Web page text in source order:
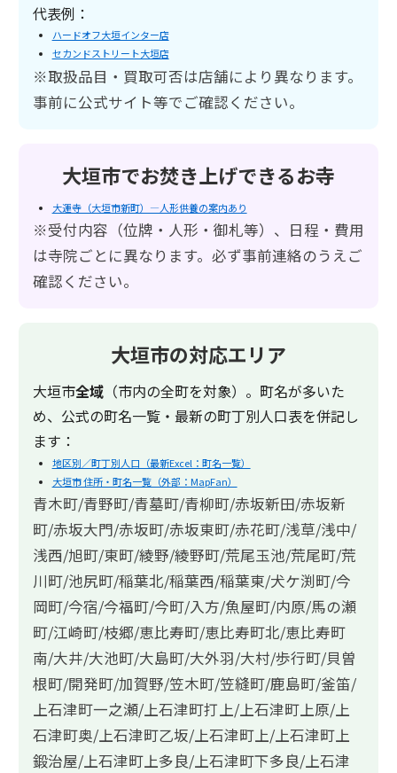
代表例：
ハードオフ大垣インター店
セカンドストリート大垣店
※取扱品目・買取可否は店舗により異なります。
事前に公式サイト等でご確認ください。
大垣市でお焚き上げできるお寺
大運寺（大垣市新町）—人形供養の案内あり
※受付内容（位牌・人形・御札等）、日程・費用
は寺院ごとに異なります。必ず事前連絡のうえご
確認ください。
大垣市の対応エリア
大垣市全域 （市内の全町を対象）。町名が多いた
め、公式の町名一覧・最新の町丁別人口表を併記し
ます：
地区別／町丁別人口（最新Excel：町名一覧）
大垣市 住所・町名一覧（外部：MapFan）
青木町/青野町/青墓町/青柳町/赤坂新田/赤坂新
町/赤坂大門/赤坂町/赤坂東町/赤花町/浅草/浅中/
浅西/旭町/東町/綾野/綾野町/荒尾玉池/荒尾町/荒
川町/池尻町/稲葉北/稲葉西/稲葉東/犬ケ渕町/今
岡町/今宿/今福町/今町/入方/魚屋町/内原/馬の瀬
町/江崎町/枝郷/恵比寿町/恵比寿町北/恵比寿町
南/大井/大池町/大島町/大外羽/大村/歩行町/貝曽
根町/開発町/加賀野/笠木町/笠縫町/鹿島町/釜笛/
上石津町一之瀬/上石津町打上/上石津町上原/上
石津町奥/上石津町乙坂/上石津町上/上石津町上
鍛治屋/上石津町上多良/上石津町下多良/上石津